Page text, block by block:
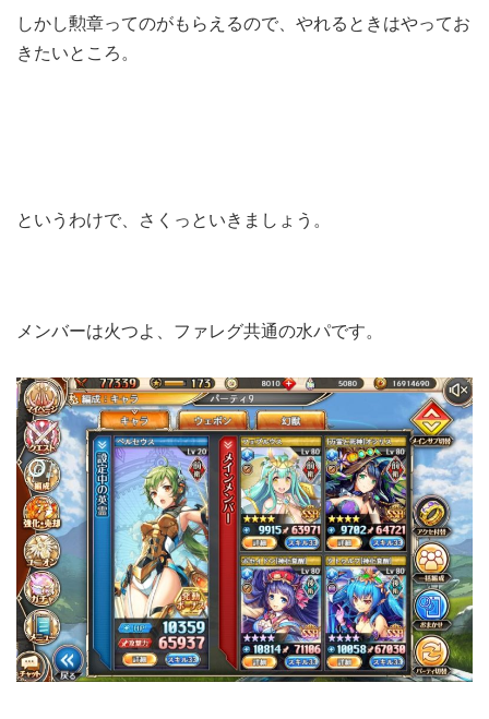
しかし勲章ってのがもらえるので、やれるときはやってお
きたいところ。
というわけで、さくっといきましょう。
メンバーは火つよ、ファレグ共通の水パです。